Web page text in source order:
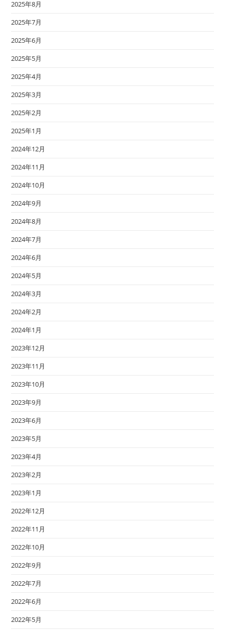
2025年8月
2025年7月
2025年6月
2025年5月
2025年4月
2025年3月
2025年2月
2025年1月
2024年12月
2024年11月
2024年10月
2024年9月
2024年8月
2024年7月
2024年6月
2024年5月
2024年3月
2024年2月
2024年1月
2023年12月
2023年11月
2023年10月
2023年9月
2023年6月
2023年5月
2023年4月
2023年2月
2023年1月
2022年12月
2022年11月
2022年10月
2022年9月
2022年7月
2022年6月
2022年5月